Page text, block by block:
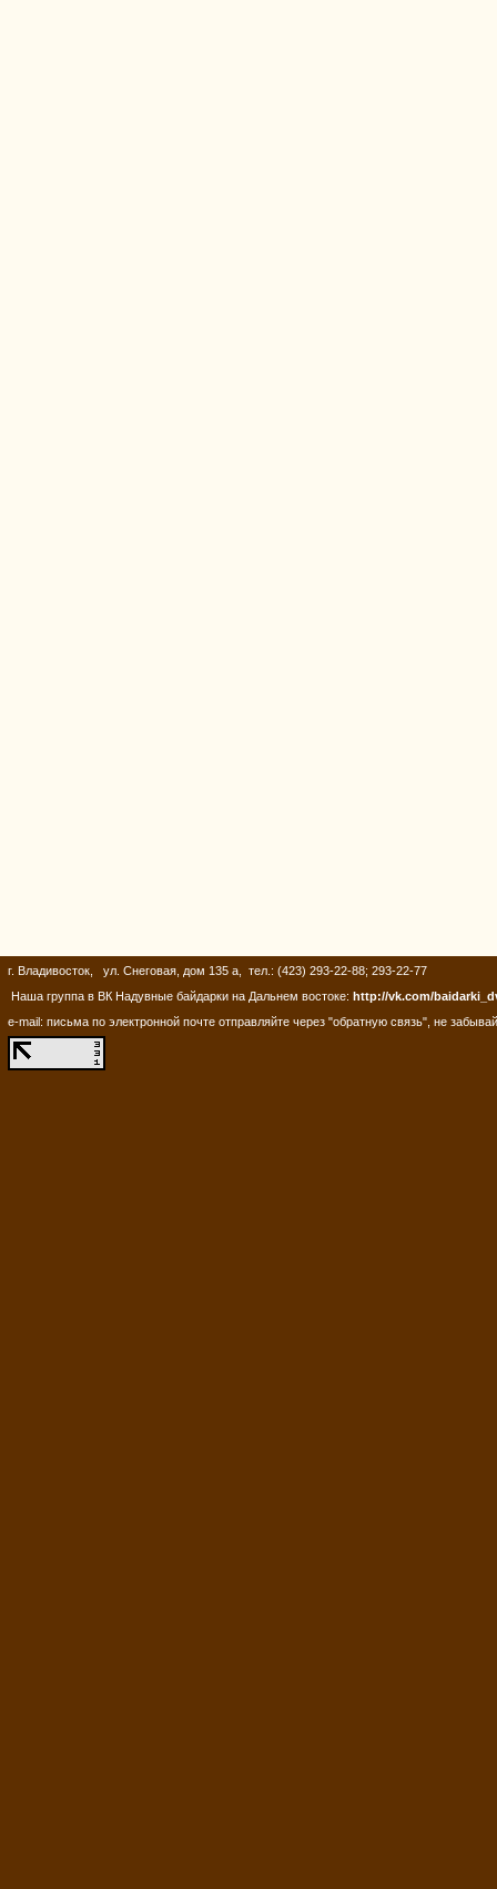
г. Владивосток, ул. Снеговая, дом 135 а, тел.: (423) 293-22-88; 293-22-77
Наша группа в ВК Надувные байдарки на Дальнем востоке: http://vk.com/
e-mail: письма по электронной почте отправляйте через "обратную связь", не